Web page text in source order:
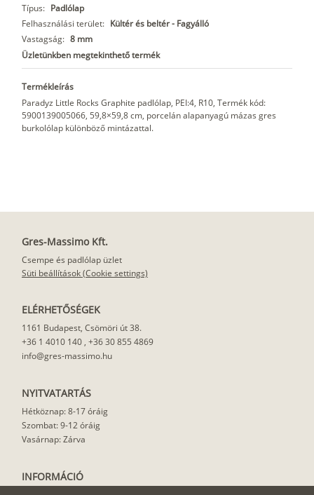
Típus: Padlólap
Felhasználási terület: Kültér és beltér - Fagyálló
Vastagság: 8 mm
Üzletünkben megtekinthető termék
Termékleírás
Paradyz Little Rocks Graphite padlólap, PEI:4, R10, Termék kód:
5900139005066, 59,8×59,8 cm, porcelán alapanyagú mázas gres
burkolólap különböző mintázattal.
Gres-Massimo Kft.
Csempe és padlólap üzlet
Süti beállítások (Cookie settings)
ELÉRHETŐSÉGEK
1161 Budapest, Csömöri út 38.
+36 1 4010 140 , +36 30 855 4869
info@gres-massimo.hu
NYITVATARTÁS
Hétköznap: 8-17 óráig
Szombat: 9-12 óráig
Vasárnap: Zárva
INFORMÁCIÓ